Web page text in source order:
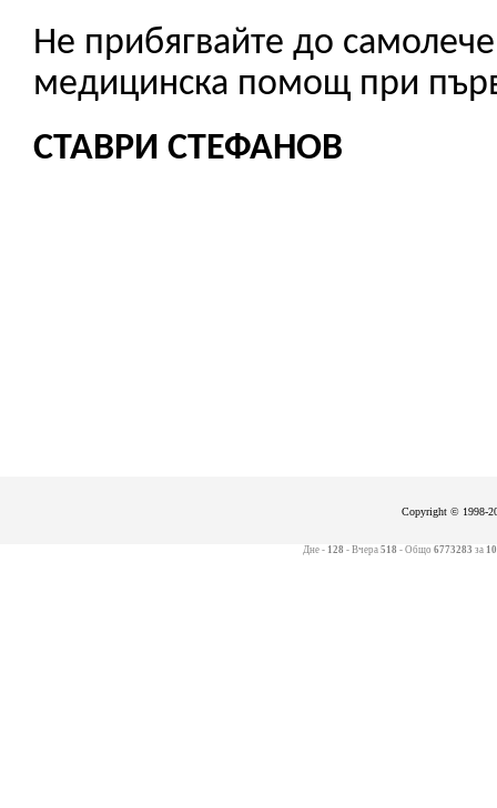
Не прибягвайте до
медицинска помощ при
СТАВРИ СТЕФАНОВ
Copyright © 1998-
Дне - 128 - Вчера 518 - Общо 6773283 за